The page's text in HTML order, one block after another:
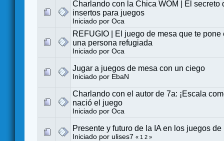
Charlando con la Chica WOM | El secreto
insertos para juegos
Iniciado por Oca
REFUGIO | El juego de mesa que te pone
una persona refugiada
Iniciado por Oca
Jugar a juegos de mesa con un ciego
Iniciado por EbaN
Charlando con el autor de 7a: ¡Escala
nació el juego
Iniciado por Oca
Presente y futuro de la IA en los juegos de
Iniciado por ulises7 « 1 2 »